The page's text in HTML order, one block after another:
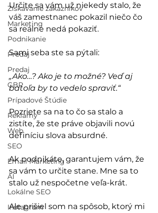
Získavanie zákazníkov
Marketing
Podnikanie
Predaj
Predaj
GBP
Prípadové Štúdie
Reklamy
Web
SEO
Email Marketing
AI
Lokálne SEO
Instagram
Určite sa vám už niekedy stalo, že
váš zamestnanec pokazil niečo čo
sa reálne nedá pokaziť.
Sami seba ste sa pýtali:
„Ako…? Ako je to možné? Veď aj
batoľa by to vedelo spraviť.“
Pozriete sa na to čo sa stalo a
zistíte, že ste práve objavili novú
definíciu slova absurdné.
Ak podnikáte, garantujem vám, že
sa vám to určite stane. Mne sa to
stalo už nespočetne veľa-krát.
Ale prišiel som na spôsob, ktorý mi